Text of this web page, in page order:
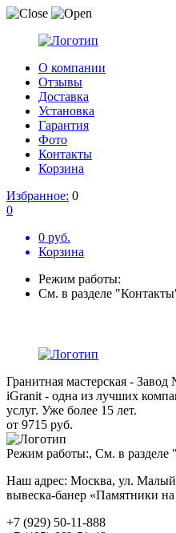
О компании
Отзывы
Доставка
Установка
Гарантия
Фото
Контакты
Корзина
Избранное: 0
0
0 руб.
Корзина
Режим работы:
См. в разделе
Гранитная мастерская -
iGranit - одна из лучших
услуг. Уже более 15 лет.
от 9715 руб.
Режим работы:, См. в разделе
Наш адрес: Москва, ул.
вывеска-банер «Памятники
+7 (929) 50-11-888